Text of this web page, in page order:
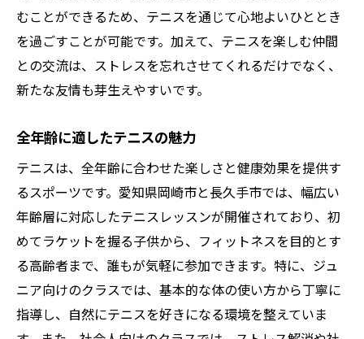
むことができるため、テニスを通じて心地よいひととき
を過ごすことが可能です。加えて、テニスを楽しむ仲間
との交流は、ストレスを忘れさせてくれるだけでなく、
新たな友情も芽生えやすいです。
全年齢に適したテニスの魅力
テニスは、全年齢に合わせた楽しさと健康効果を提供す
るスポーツです。愛知県岡崎市と長久手市では、幅広い
年齢層に対応したテニスレッスンが開催されており、初
めてラケットを握る子供から、フィットネスを目的とす
る高齢者まで、誰もが気軽に参加できます。特に、ジュ
ニア向けのクラスでは、基本的な体の使い方から丁寧に
指導し、自然にテニスを好きになる環境を整えていま